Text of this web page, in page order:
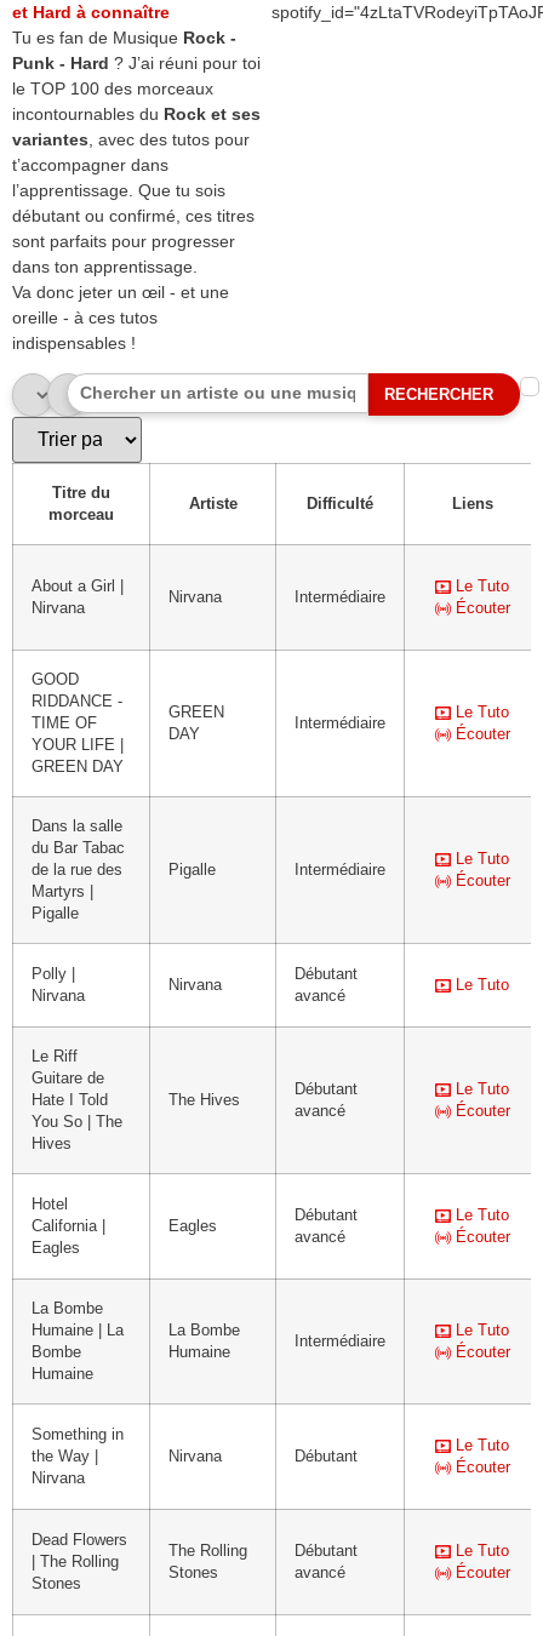
et Hard à connaître
Tu es fan de Musique Rock -
Punk - Hard ? J’ai réuni pour toi
le TOP 100 des morceaux
incontournables du Rock et ses
variantes , avec des tutos pour
t’accompagner dans
l’apprentissage. Que tu sois
débutant ou confirmé, ces titres
sont parfaits pour progresser
dans ton apprentissage.
Va donc jeter un œil - et une
oreille - à ces tutos
indispensables !
RECHERCHER
Titre du
morceau
Artiste Difficulté Liens
About a Girl |
Nirvana
Nirvana Intermédiaire
Le Tuto
Écouter
GOOD
RIDDANCE -
TIME OF
YOUR LIFE |
GREEN DAY
GREEN
DAY
Intermédiaire
Le Tuto
Écouter
Dans la salle
du Bar Tabac
de la rue des
Martyrs |
Pigalle
Pigalle Intermédiaire
Le Tuto
Écouter
Polly |
Nirvana
Nirvana
Débutant
avancé
Le Tuto
Le Riff
Guitare de
Hate I Told
You So | The
Hives
The Hives
Débutant
avancé
Le Tuto
Écouter
Hotel
California |
Eagles
Eagles
Débutant
avancé
Le Tuto
Écouter
La Bombe
Humaine | La
Bombe
Humaine
La Bombe
Humaine
Intermédiaire
Le Tuto
Écouter
Something in
the Way |
Nirvana
Nirvana Débutant
Le Tuto
Écouter
Dead Flowers
| The Rolling
Stones
The Rolling
Stones
Débutant
avancé
Le Tuto
Écouter